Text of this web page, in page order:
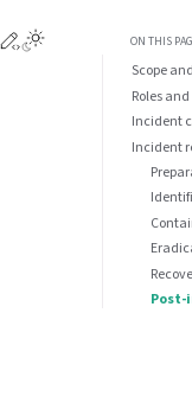
View this page
Edit this page
Toggle Light / Dark /
ON THIS
Scope
Roles
Incident
Incident
Post-